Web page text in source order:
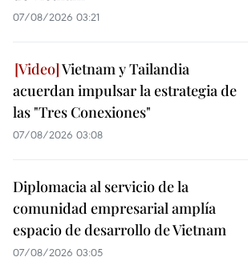
07/08/2026 03:21
Vietnam y Tailandia
acuerdan impulsar la estrategia de
las "Tres Conexiones"
07/08/2026 03:08
Diplomacia al servicio de la
comunidad empresarial amplía
espacio de desarrollo de Vietnam
07/08/2026 03:05